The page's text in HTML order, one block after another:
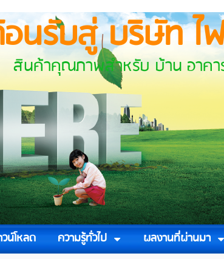
นรับสู่ บริษัท
รับ บ้าน อาคาร โรงง
น์โหลด ความรู้ทั่วไป ผลงานที่ผ่านมา